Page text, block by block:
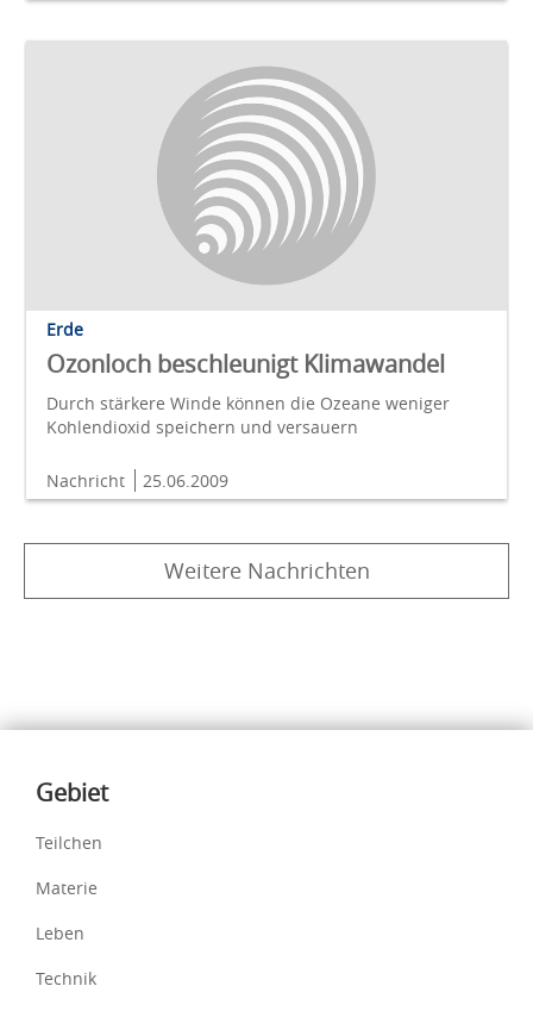
Erde
Ozonloch beschleunigt Klimawandel
Durch stärkere Winde können die Ozeane weniger
Kohlendioxid speichern und versauern
Nachricht 25.06.2009
Weitere Nachrichten
Inhalte
Gebiet
Teilchen
Materie
Leben
Technik